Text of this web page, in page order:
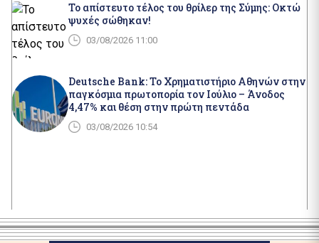
Το απίστευτο τέλος του θρίλερ της Σύμης: Οκτώ
ψυχές σώθηκαν!
03/08/2026 11:00
Deutsche Bank: Το Χρηματιστήριο Αθηνών στην
παγκόσμια πρωτοπορία τον Ιούλιο – Άνοδος
4,47% και θέση στην πρώτη πεντάδα
03/08/2026 10:54